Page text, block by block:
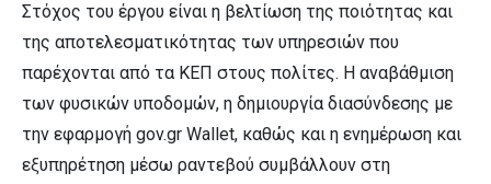
Στόχος του έργου είναι η βελτίωση της ποιότητας και
της αποτελεσματικότητας των υπηρεσιών που
παρέχονται από τα ΚΕΠ στους πολίτες. Η αναβάθμιση
των φυσικών υποδομών, η δημιουργία διασύνδεσης με
την εφαρμογή gov.gr Wallet, καθώς και η ενημέρωση και
εξυπηρέτηση μέσω ραντεβού συμβάλλουν στη